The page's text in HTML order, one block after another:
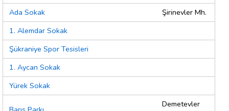
Ada Sokak
Şirinevler Mh.
1. Alemdar Sokak
Şükraniye Spor Tesisleri
1. Aycan Sokak
Yürek Sokak
Demetevler